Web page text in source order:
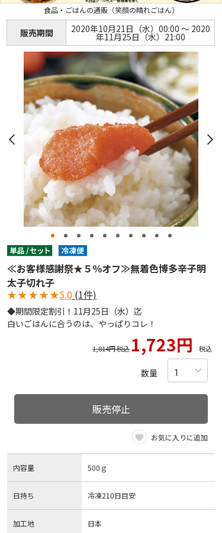
食品・ごはんの通販（笑顔の晴れごはん）
販売期間 2020年10月21日（水）00:00 ～ 2020
年11月25日（水）21:00
≪お客様感謝祭★５％オフ≫無着色博多辛子明
太子切れ子
★★★★★5.0 (1件)
◆期間限定割引！11月25日（水）迄
白いごはんに合うのは、やっぱりコレ！
1,814円 税込 1,723円 税込
数量
販売停止
お気に入りに追加
内容量 500ｇ
日持ち 冷凍210日目安
加工地 日本